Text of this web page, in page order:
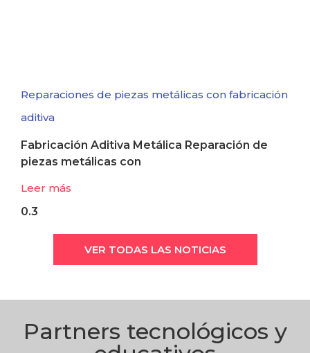
Reparaciones de piezas metálicas con fabricación
aditiva
Fabricación Aditiva Metálica Reparación de
piezas metálicas con
Leer más
VER TODAS LAS NOTICIAS
Partners tecnológicos y